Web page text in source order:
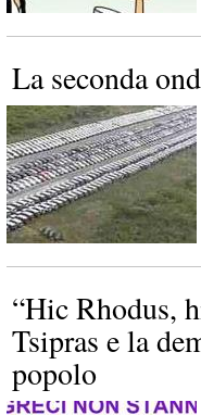
La seconda
“Hic Rhodus,
Tsipras e la
popolo